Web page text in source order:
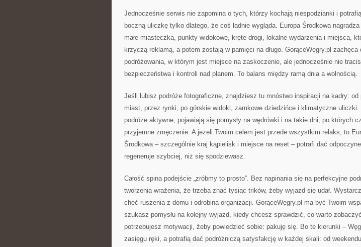
Jednocześnie serwis nie zapomina o tych, którzy kochają niespodzianki i
boczną uliczkę tylko dlatego, że coś ładnie wygląda. Europa Środkowa
małe miasteczka, punkty widokowe, kręte drogi, lokalne wydarzenia i miejsca,
krzyczą reklamą, a potem zostają w pamięci na długo. GorąceWęgry.pl zachęca
podróżowania, w którym jest miejsce na zaskoczenie, ale jednocześnie nie
bezpieczeństwa i kontroli nad planem. To balans między ramą dnia a wolnością.
Jeśli lubisz podróże fotograficzne, znajdziesz tu mnóstwo inspiracji na kadry: od
miast, przez rynki, po górskie widoki, zamkowe dziedzińce i klimatyczne uliczki.
podróże aktywne, pojawiają się pomysły na wędrówki i na takie dni, po których
przyjemne zmęczenie. A jeżeli Twoim celem jest przede wszystkim relaks, to
Środkowa – szczególnie kraj kąpielisk i miejsce na reset – potrafi dać
regeneruje szybciej, niż się spodziewasz.
Całość spina podejście „zróbmy to prosto”. Bez napinania się na perfekcyjne
tworzenia wrażenia, że trzeba znać tysiąc trików, żeby wyjazd się udał.
chęć ruszenia z domu i odrobina organizacji. GorąceWęgry.pl ma być Twoim
szukasz pomysłu na kolejny wyjazd, kiedy chcesz sprawdzić, co warto
potrzebujesz motywacji, żeby powiedzieć sobie: pakuję się. Bo te kierunki –
zasięgu ręki, a potrafią dać podróżniczą satysfakcję w każdej skali: od